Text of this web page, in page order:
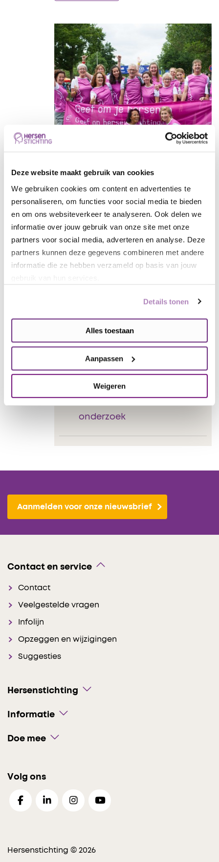
Deze website maakt gebruik van cookies
We gebruiken cookies om content en advertenties te
personaliseren, om functies voor social media te bieden
en om ons websiteverkeer te analyseren. Ook delen we
informatie over jouw gebruik van onze site met onze
partners voor social media, adverteren en analyse. Deze
partners kunnen deze gegevens combineren met andere
informatie die ze hebben verzameld op basis van jouw
Details tonen
Alles toestaan
Aanpassen
Weigeren
Organiseer een actie
Wil jij in actie komen voor de
Hersenstichting? Hardlopen, zwemmen,
wandelen, fietsen, racen of spullen
verkopen. Het kan allemaal. Wij helpen
je graag op weg.
Online collecteren
Doe mee aan
onderzoek
Aanmelden voor onze nieuwsbrief
Contact en service
Contact
Veelgestelde vragen
Infolijn
Opzeggen en wijzigingen
Suggesties
Hersenstichting
Informatie
Doe mee
Volg ons
Hersenstichting © 2026